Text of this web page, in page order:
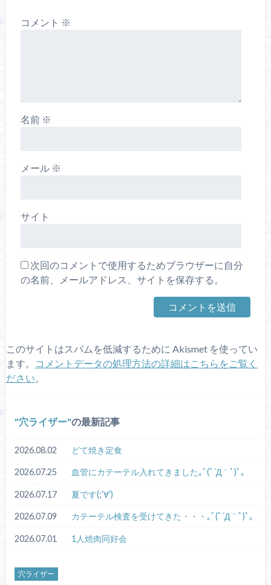
コメント ※
名前 ※
メール ※
サイト
次回のコメントで使用するためブラウザーに自分
の名前、メールアドレス、サイトを保存する。
このサイトはスパムを低減するために Akismet を使ってい
ます。
コメントデータの処理方法の詳細はこちらをご覧く
ださい。
穴ライザー の最新記事
2026.08.02 どて焼き定食
2026.07.25 血管にカテーテル入れてきました｡ﾟ(ﾟ´Д｀ﾟ)ﾟ｡
2026.07.17 夏です(;’∀’)
2026.07.09 カテーテル検査を受けてきた・・・｡ﾟ(ﾟ´Д｀ﾟ)ﾟ｡
2026.07.01 1人焼肉同好会
穴ライザー